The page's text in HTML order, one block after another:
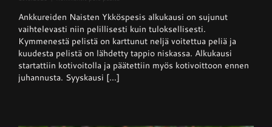
Ykköspesis:
Kangerteleva
kevätkausi
Ankkureiden Naisten Ykköspesis alkukausi on sujunut
vaihtelevasti niin pelillisesti kuin tuloksellisesti.
Kymmenestä pelistä on karttunut neljä voitettua peliä ja
kuudesta pelistä on lähdetty tappio niskassa. Alkukausi
startattiin kotivoitolla ja päätettiin myös kotivoittoon ennen
juhannusta. Syyskausi [...]